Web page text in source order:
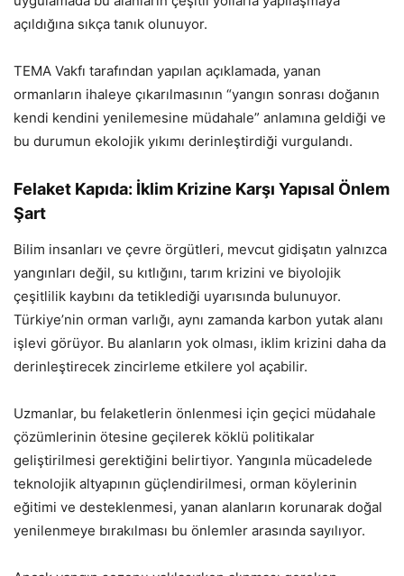
açıldığına sıkça tanık olunuyor.
TEMA Vakfı tarafından yapılan açıklamada, yanan
ormanların ihaleye çıkarılmasının “yangın sonrası doğanın
kendi kendini yenilemesine müdahale” anlamına geldiği ve
bu durumun ekolojik yıkımı derinleştirdiği vurgulandı.
Felaket Kapıda: İklim Krizine Karşı Yapısal Önlem
Şart
Bilim insanları ve çevre örgütleri, mevcut gidişatın yalnızca
yangınları değil, su kıtlığını, tarım krizini ve biyolojik
çeşitlilik kaybını da tetiklediği uyarısında bulunuyor.
Türkiye’nin orman varlığı, aynı zamanda karbon yutak alanı
işlevi görüyor. Bu alanların yok olması, iklim krizini daha da
derinleştirecek zincirleme etkilere yol açabilir.
Uzmanlar, bu felaketlerin önlenmesi için geçici müdahale
çözümlerinin ötesine geçilerek köklü politikalar
geliştirilmesi gerektiğini belirtiyor. Yangınla mücadelede
teknolojik altyapının güçlendirilmesi, orman köylerinin
eğitimi ve desteklenmesi, yanan alanların korunarak doğal
yenilenmeye bırakılması bu önlemler arasında sayılıyor.